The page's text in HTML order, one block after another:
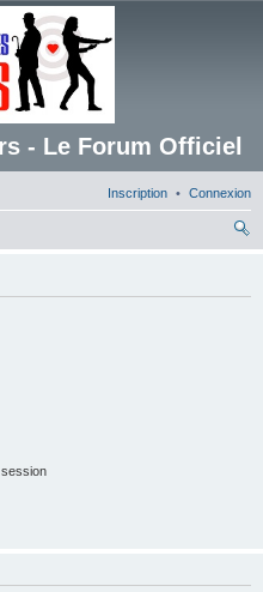
- Le Forum Officiel
Connexion
Inscription